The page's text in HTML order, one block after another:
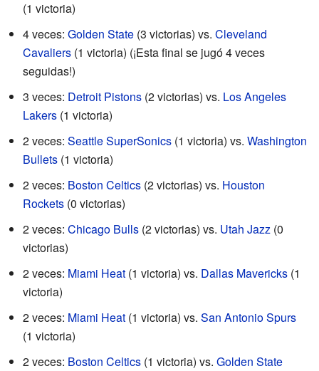
(1 victoria)
4 veces: Golden State (3 victorias) vs. Cleveland
Cavaliers (1 victoria) (¡Esta final se jugó 4 veces
seguidas!)
3 veces: Detroit Pistons (2 victorias) vs. Los Angeles
Lakers (1 victoria)
2 veces: Seattle SuperSonics (1 victoria) vs. Washington
Bullets (1 victoria)
2 veces: Boston Celtics (2 victorias) vs. Houston
Rockets (0 victorias)
2 veces: Chicago Bulls (2 victorias) vs. Utah Jazz (0
victorias)
2 veces: Miami Heat (1 victoria) vs. Dallas Mavericks (1
victoria)
2 veces: Miami Heat (1 victoria) vs. San Antonio Spurs
(1 victoria)
2 veces: Boston Celtics (1 victoria) vs. Golden State